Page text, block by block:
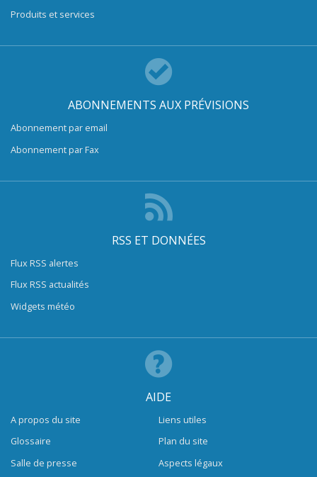
Produits et services
ABONNEMENTS AUX PRÉVISIONS
Abonnement par email
Abonnement par Fax
RSS ET DONNÉES
Flux RSS alertes
Flux RSS actualités
Widgets météo
AIDE
A propos du site
Glossaire
Salle de presse
Liens utiles
Plan du site
Aspects légaux